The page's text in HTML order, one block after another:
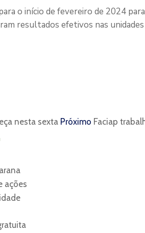
o início de fevereiro de 2024
resultados efetivos nas
nesta sexta Próximo Faciap
ações